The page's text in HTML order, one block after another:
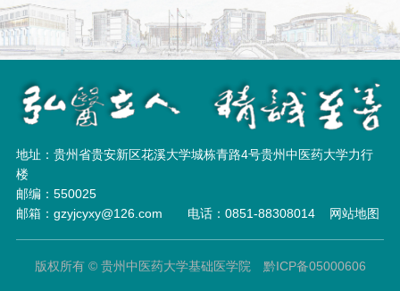
地址：贵州省贵安新区花溪大学城栋青路4号贵州中医药大学力行
楼
邮编：550025
邮箱：gzyjcyxy@126.com 电话：0851-88308014 网站地图
版权所有 © 贵州中医药大学基础医学院 黔ICP备05000606